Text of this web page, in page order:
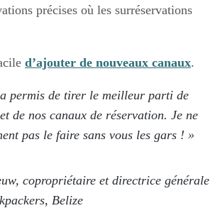
précises où les surréservations
d’ajouter de nouveaux canaux.
permis de tirer le meilleur parti de
de nos canaux de réservation. Je ne
pas le faire sans vous les gars ! »
copropriétaire et directrice générale
Belize